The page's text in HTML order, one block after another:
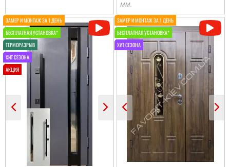
надали всі послуги в
повному обємі, усі
молодці.
читати всі відгуки
мм.